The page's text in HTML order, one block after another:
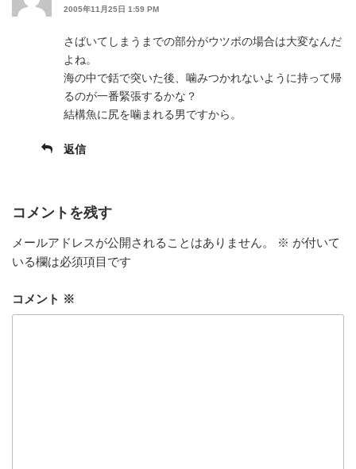
2005年11月25日 1:59 PM
さばいてしまうまでの部分がウツボの場合は大変なんだ
よね。
海の中で銛で突いた後、噛みつかれないように持って帰
るのが一番緊張するかな？
結構魚に尻を噛まれる男ですから。
返信
コメントを残す
メールアドレスが公開されることはありません。 ※ が付いて
いる欄は必須項目です
コメント ※